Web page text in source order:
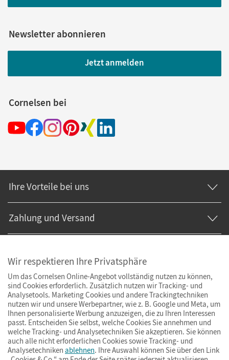
Newsletter abonnieren
Jetzt anmelden
Cornelsen bei
Ihre Vorteile bei uns
Zahlung und Versand
Wir respektieren Ihre Privatsphäre
Um das Cornelsen Online-Angebot vollständig nutzen zu können,
sind Cookies erforderlich. Zusätzlich nutzen wir Tracking- und
Analysetools. Marketing Cookies und andere Trackingtechniken
nutzen wir und unsere Werbepartner, wie z. B. Google und Meta, um
Ihnen personalisierte Werbung anzuzeigen, die zu Ihren Interessen
passt. Entscheiden Sie selbst, welche Cookies Sie annehmen und
welche Tracking- und Analysetechniken Sie akzeptieren. Sie können
auch alle nicht erforderlichen Cookies sowie Tracking- und
Analysetechniken ablehnen. Ihre Auswahl können Sie über den Link